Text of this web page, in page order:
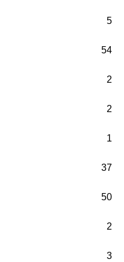
5
54
2
2
1
37
50
2
3